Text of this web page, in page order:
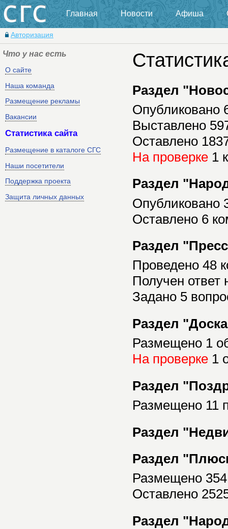
Главная Новости Афиша
Авторизация
Что у нас есть
О сайте
Наша команда
Размещение рекламы
Вакансии
Статистика сайта
Размещение в каталоге СГС
Наши посетители
Поддержка проекта
Защита личных данных
Раздел
Опубликовано
Выставлено
Оставлено
На проверке 1
Раздел
Опубликовано
Оставлено 6
Раздел
Проведено 48
Получен ответ
Задано 5
Раздел
Размещено 1
На проверке 1
Раздел
Размещено 11
Раздел
Раздел
Размещено
Оставлено
Раздел